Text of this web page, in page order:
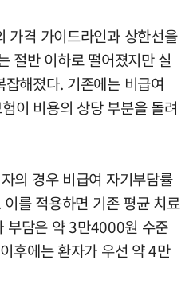
가격 가이드라인과 상한선을
절반 이하로 떨어졌지만 실
해졌다. 기존에는 비급여
이 비용의 상당 부분을 돌려
의 경우 비급여 자기부담률
를 적용하면 기존 평균 치료
부담은 약 3만4000원 수준
후에는 환자가 우선 약 4만